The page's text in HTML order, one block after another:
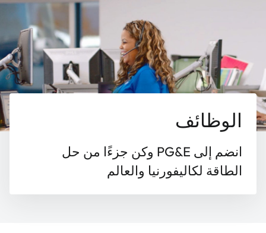
الوظائف
انضم إلى PG&E وكن جزءًا من حل
الطاقة لكاليفورنيا والعالم